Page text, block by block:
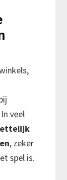
veel
, zeker
spel is.